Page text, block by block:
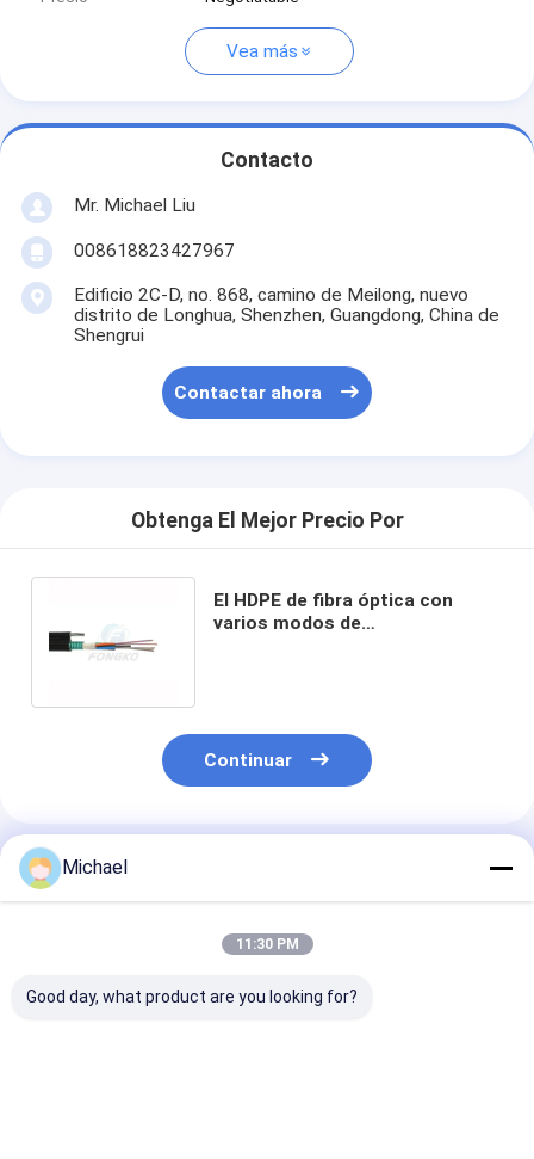
Vea más
Contacto
Mr. Michael Liu
008618823427967
Edificio 2C-D, no. 868, camino de Meilong, nuevo
distrito de Longhua, Shenzhen, Guangdong, China de
Shengrui
Contactar ahora
Obtenga El Mejor Precio Por
El HDPE de fibra óptica con
varios modos de
Continuar
Productos Recomendados
Michael
11:30 PM
Good day, what product are you looking for?